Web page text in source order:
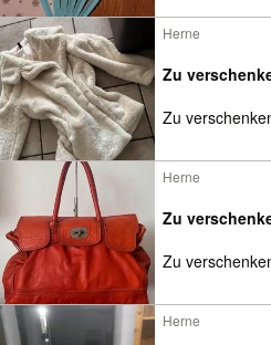
Herne
Zu
Zu
Herne
Zu
Zu
Herne